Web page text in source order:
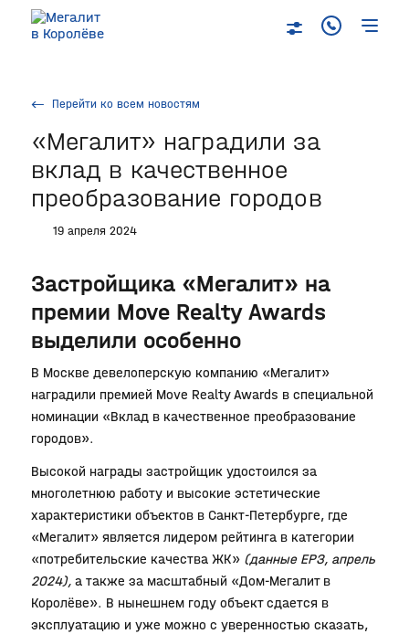
Перейти ко всем новостям
«Мегалит» наградили за
вклад в качественное
преобразование городов
19 апреля 2024
Застройщика «Мегалит» на
премии Move Realty Awards
выделили особенно
В Москве девелоперскую компанию «Мегалит»
наградили премией Move Realty Awards в специальной
номинации «Вклад в качественное преобразование
городов».
Высокой награды застройщик удостоился за
многолетнюю работу и высокие эстетические
характеристики объектов в Санкт-Петербурге, где
«Мегалит» является лидером рейтинга в категории
«потребительские качества ЖК» (данные ЕРЗ, апрель
2024), а также за масштабный «Дом-Мегалит в
Королёве». В нынешнем году объект сдается в
эксплуатацию и уже можно с уверенностью сказать,